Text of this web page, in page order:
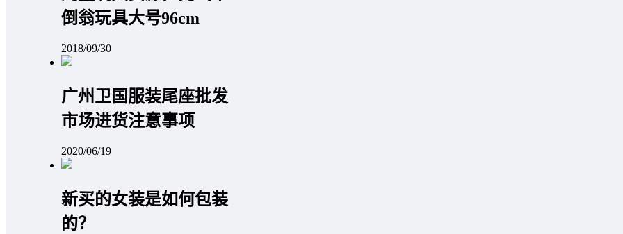
倒翁玩具大号96cm
2018/09/30
广州卫国服装尾座批发
市场进货注意事项
2020/06/19
新买的女装是如何包装
的？